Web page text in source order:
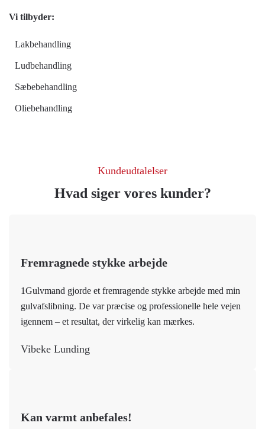
Vi tilbyder:
Lakbehandling
Ludbehandling
Sæbebehandling
Oliebehandling
Kundeudtalelser
Hvad siger vores kunder?
Fremragnede stykke arbejde
1Gulvmand gjorde et fremragende stykke arbejde med min
gulvafslibning. De var præcise og professionelle hele vejen
igennem – et resultat, der virkelig kan mærkes.
Vibeke Lunding
Kan varmt anbefales!